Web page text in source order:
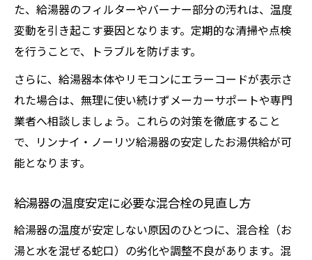
た、給湯器のフィルターやバーナー部分の汚れは、温度
変動を引き起こす要因となります。定期的な清掃や点検
を行うことで、トラブルを防げます。
さらに、給湯器本体やリモコンにエラーコードが表示さ
れた場合は、無理に使い続けずメーカーサポートや専門
業者へ相談しましょう。これらの対策を徹底すること
で、リンナイ・ノーリツ給湯器の安定したお湯供給が可
能となります。
給湯器の温度安定に必要な混合栓の見直し方
給湯器の温度が安定しない原因のひとつに、混合栓（お
湯と水を混ぜる蛇口）の劣化や調整不良があります。混